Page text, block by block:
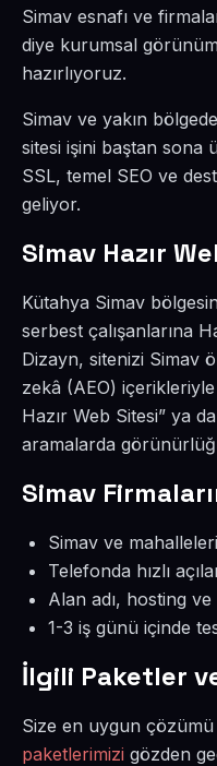
Simav esnafı ve
diye kurumsal
hazırlıyoruz.
Simav ve yakın
sitesi işini baştan sona
SSL, temel SEO ve
geliyor.
Simav Hazır
Kütahya Simav
serbest çalışanlarına
Dizayn, sitenizi Simav
zekâ (AEO)
Hazır Web Sitesi” ya
aramalarda
Simav
Simav ve
Telefonda hızlı
Alan adı, hosting
1-3 iş günü içinde
İlgili Paketler
Size en uygun
paketlerimizi gözden